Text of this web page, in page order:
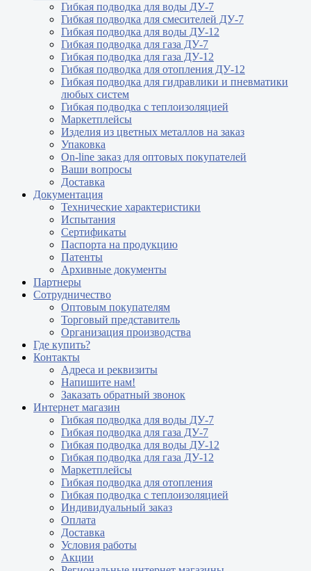
Гибкая подводка для воды ДУ-7
Гибкая подводка для смесителей ДУ-7
Гибкая подводка для воды ДУ-12
Гибкая подводка для газа ДУ-7
Гибкая подводка для газа ДУ-12
Гибкая подводка для отопления ДУ-12
Гибкая подводка для гидравлики и пневматики
любых систем
Гибкая подводка с теплоизоляцией
Маркетплейсы
Изделия из цветных металлов на заказ
Упаковка
On-line заказ для оптовых покупателей
Ваши вопросы
Доставка
Документация
Технические характеристики
Испытания
Сертификаты
Паспорта на продукцию
Патенты
Архивные документы
Партнеры
Сотрудничество
Оптовым покупателям
Торговый представитель
Организация производства
Где купить?
Контакты
Адреса и реквизиты
Напишите нам!
Заказать обратный звонок
Интернет магазин
Гибкая подводка для воды ДУ-7
Гибкая подводка для газа ДУ-7
Гибкая подводка для воды ДУ-12
Гибкая подводка для газа ДУ-12
Маркетплейсы
Гибкая подводка для отопления
Гибкая подводка с теплоизоляцией
Индивидуальный заказ
Оплата
Доставка
Условия работы
Акции